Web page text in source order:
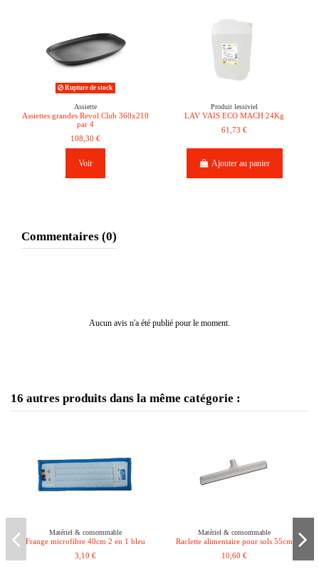
Rupture de stock
Assiette
Assiettes grandes Revol Club 360x210
par 4
108,30 €
Voir
Produit lessiviel
LAV VAIS ECO MACH 24Kg
61,73 €
Ajouter au panier
Commentaires (0)
Aucun avis n'a été publié pour le moment.
16 autres produits dans la même catégorie :
Matériel & consommable
Frange microfibre 40cm 2 en 1 bleu
3,10 €
Matériel & consommable
Raclette alimentaire pour sols 55cm
10,60 €